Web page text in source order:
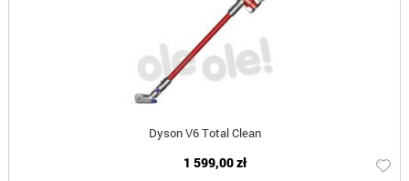
Dyson V6 Total Clean
1 599,00 zł